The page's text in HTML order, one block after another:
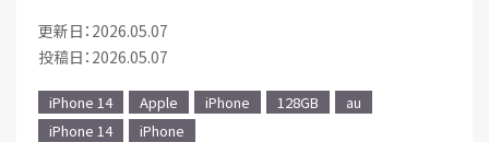
更新日：2026.05.07
投稿日：2026.05.07
iPhone 14 Apple iPhone 128GB
au
iPhone 14
iPhone